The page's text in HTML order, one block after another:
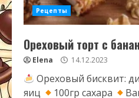
Рецепты
Ореховый торт с
Elena 14.12.2023
Ореховый бисквит:
яиц
100гр сахара